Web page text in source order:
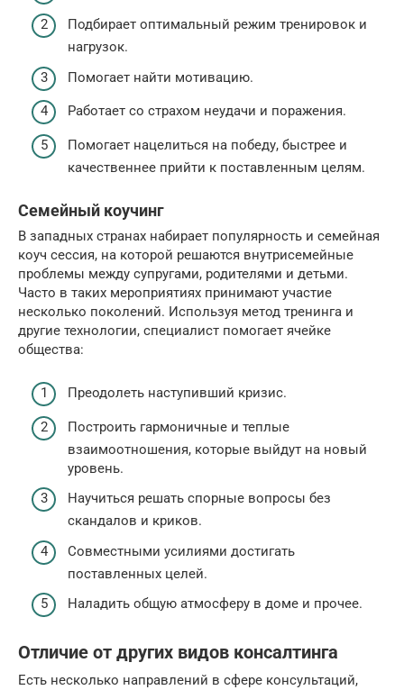
Подбирает оптимальный режим тренировок и
нагрузок.
Помогает найти мотивацию.
Работает со страхом неудачи и поражения.
Помогает нацелиться на победу, быстрее и
качественнее прийти к поставленным целям.
Семейный коучинг
В западных странах набирает популярность и семейная
коуч сессия, на которой решаются внутрисемейные
проблемы между супругами, родителями и детьми.
Часто в таких мероприятиях принимают участие
несколько поколений. Используя метод тренинга и
другие технологии, специалист помогает ячейке
общества:
Преодолеть наступивший кризис.
Построить гармоничные и теплые
взаимоотношения, которые выйдут на новый
уровень.
Научиться решать спорные вопросы без
скандалов и криков.
Совместными усилиями достигать
поставленных целей.
Наладить общую атмосферу в доме и прочее.
Отличие от других видов консалтинга
Есть несколько направлений в сфере консультаций,